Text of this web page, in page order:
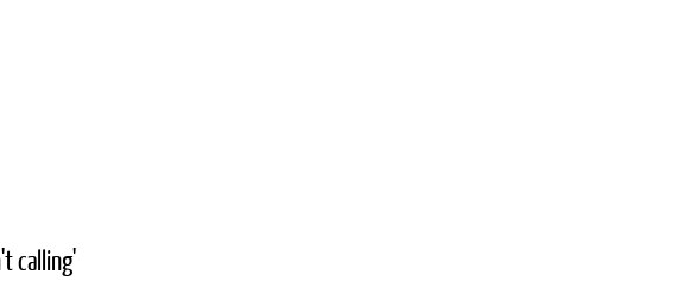
calling'